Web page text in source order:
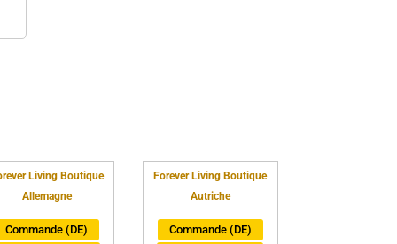
Living Boutique
Allemagne
Commande (DE)
Forever Living Boutique
Autriche
Commande (DE)